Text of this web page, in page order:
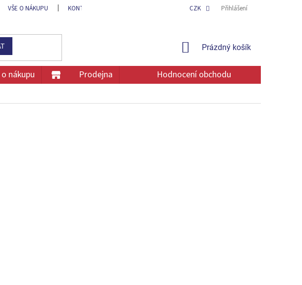
VŠE O NÁKUPU KONTAKT OCHRANA OSOBNÍCH ÚDAJŮCZK Přihlášení
NÁKUPNÍ
Prázdný košík
nákupu Prodejna Hodnocení obchodu